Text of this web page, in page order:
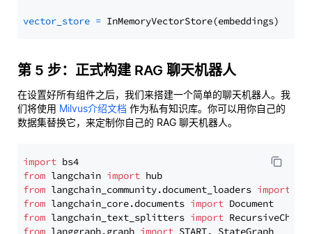
vector_store =
第 5 步：正式构建 RAG 聊天机器人
在设置好所有组件之后，我们来搭建一个简单的聊天机器人。我
们将使用 Milvus介绍文档 作为私有知识库。你可以用你自己的
数据集替换它，来定制你自己的 RAG 聊天机器人。
import
from langchain import
from langchain_community.document_loaders import
from langchain_core.documents import
from langchain_text_splitters import
from langgraph.graph import